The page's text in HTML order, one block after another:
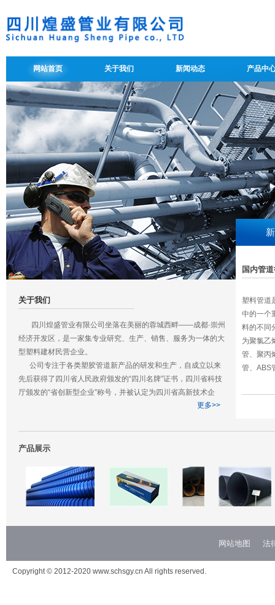
网站首页 关于我们 新闻动态 产品中
关于我们
四川煌盛管业有限公司坐落在美丽的蓉城西畔——成都·崇州
经济开发区，是一家集专业研究、生产、销售、服务为一体的大
型塑料建材民营企业。
公司专注于各类塑胶管道新产品的研发和生产，自成立以来
先后获得了四川省人民政府颁发的“四川名牌”证书，四川省科技
厅颁发的“省创新型企业”称号，并被认定为四川省高新技术企
业。公司与清华大学、四川大学高分子材料学院成立了联合研发
四川煌盛管业有限公司是一家年轻的公司，我们秉承为社会
生产优质、优价给排水管道的企业宗旨，坚持优质高标准生产，
远大目标。
更多>>
国内管
塑料管道
中的一个
料的不同
为聚氯乙
管、聚丙
管、ABS
产品展示
网站地图 法
Copyright © 2012-2020 www.schsgy.cn All rights reserved.